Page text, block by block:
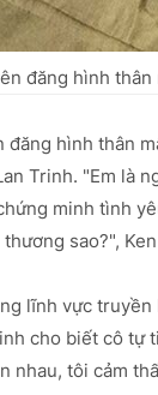
đăng hình
hình thân
Trinh. "Em là
minh tình
sao?",
lĩnh vực
cho biết cô tự
nhau, tôi cảm